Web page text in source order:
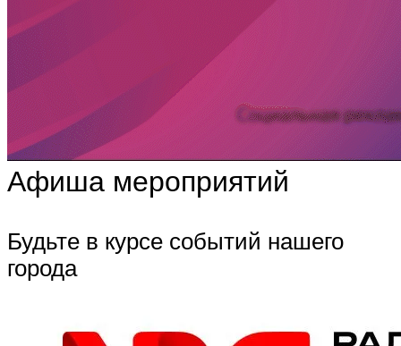
Афиша мероприятий
Будьте в курсе событий нашего
города